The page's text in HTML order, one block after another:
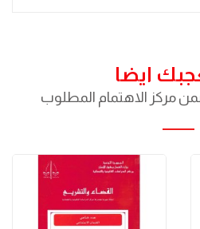
ايضا
مركز الاهتمام المطلوب